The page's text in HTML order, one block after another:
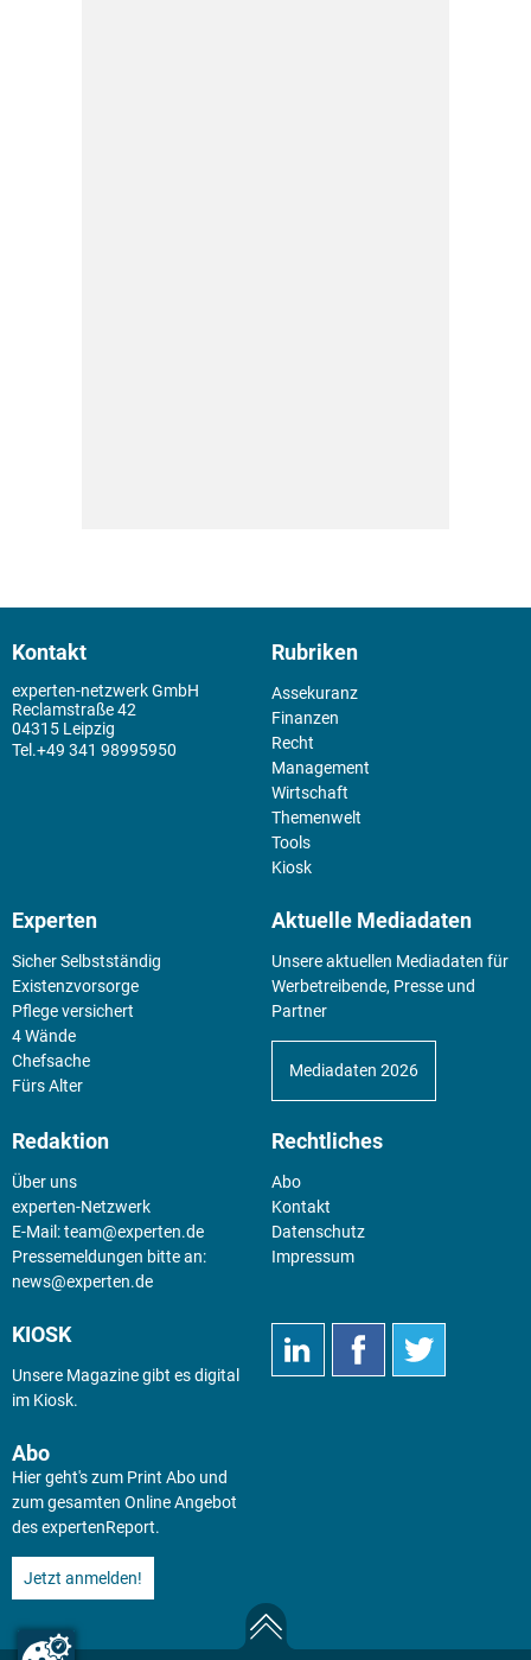
Kontakt
experten-netzwerk GmbH
Reclamstraße 42
04315 Leipzig
+49 341 98995950
Rubriken
Assekuranz
Finanzen
Recht
Management
Wirtschaft
Themenwelt
Tools
Kiosk
Experten
Sicher Selbstständig
Existenz­vorsorge
Pflege versichert
4 Wände
Chefsache
Fürs Alter
Aktuelle Mediadaten
Unsere aktuellen Mediadaten für
Werbetreibende, Presse und
Partner
Mediadaten 2026
Redaktion
Über uns
experten-Netzwerk
E-Mail:team@experten.de
Pressemeldungen bitte an:
news@experten.de
Rechtliches
Abo
Kontakt
Datenschutz
Impressum
KIOSK
Unsere Magazine gibt es digital
im Kiosk.
Abo
Hier geht's zum Print Abo und
zum gesamten Online Angebot
des expertenReport.
Jetzt anmelden!